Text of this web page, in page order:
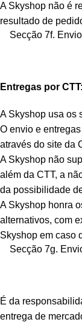
A Skyshop não é
resultado de
Secção 7f.
Entregas por CTT:
A Skyshop usa os
O envio e
através do site da
A Skyshop não
além da CTT, a
da possibilidade
A Skyshop honra
alternativos, com
Skyshop em caso
Secção 7g.
É da
entrega de